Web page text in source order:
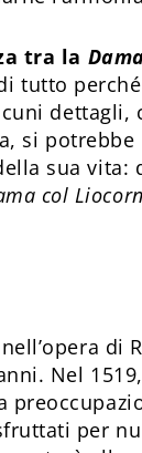
tra la
tutto
dettagli,
si
sua vita:
col
di
Nel
per